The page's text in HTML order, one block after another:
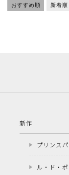
おすすめ順 新着順
新作
プリンス
ル・ド・